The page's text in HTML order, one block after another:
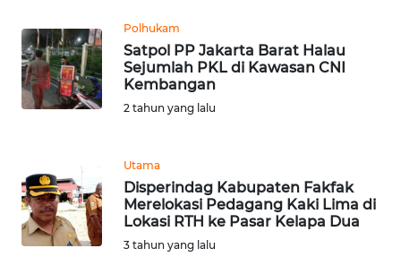
Polhukam
Satpol PP Jakarta Barat Halau
Sejumlah PKL di Kawasan CNI
Kembangan
2 tahun yang lalu
Utama
Disperindag Kabupaten Fakfak
Merelokasi Pedagang Kaki Lima di
Lokasi RTH ke Pasar Kelapa Dua
3 tahun yang lalu
WN
JABAR
WN
BANTEN
NTT
WN
KEPRI